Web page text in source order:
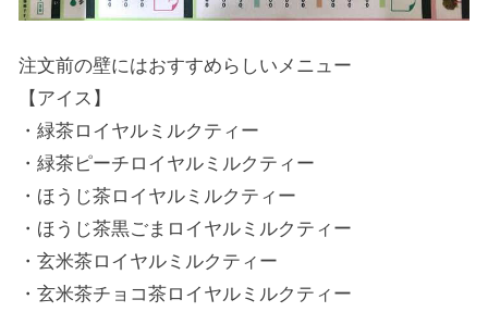
注文前の壁にはおすすめらしいメニュー
【アイス】
・緑茶ロイヤルミルクティー
・緑茶ピーチロイヤルミルクティー
・ほうじ茶ロイヤルミルクティー
・ほうじ茶黒ごまロイヤルミルクティー
・玄米茶ロイヤルミルクティー
・玄米茶チョコ茶ロイヤルミルクティー